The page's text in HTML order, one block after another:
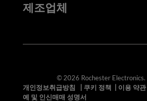
제조업체
© 2026 Rochester Electronics.
개인정보취급방침
쿠키 정책 이용 약관
예 및 인신매매 성명서